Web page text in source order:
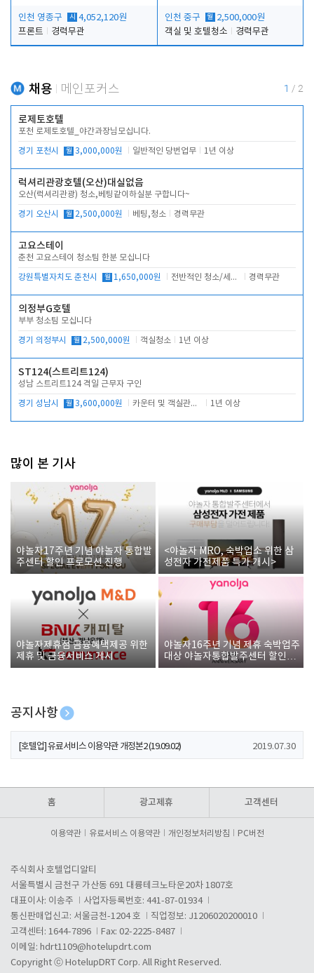
인천 영종구 시 4,052,120원
프론트
경력무관
인천 중구 월 2,500,000원
객실 및 호텔청소
경력무관
채용 메인포커스 1 / 2
로제토호텔
포천 로제토호텔_야간과장님모십니다.
경기 포천시 월 3,000,000원 일반적인 당번업무 1년 이상
럭셔리관광호텔(오산)대실없음
오산(럭셔리관광) 청소,베팅같이하실분 구합니다~
경기 오산시 월 2,500,000원 베팅,청소 경력무관
고요스테이
춘천 고요스테이 청소팀 한분 모십니다
강원특별자치도 춘천시 월 1,650,000원 전반적인 청소/세탁업무 경력무관
의정부G호텔
부부 청소팀 모십니다
경기 의정부시 월 2,500,000원 객실청소 1년 이상
ST124(스트리트124)
성남 스트리트124 격일 근무자 구인
경기 성남시 월 3,600,000원 카운터 및 객실관리 전반 1년 이상
많이 본 기사
야놀자17주년 기념 야놀자 통합발
주센터 할인 프로모션 진행
<야놀자 MRO, 숙박업소 위한 삼
성전자 가전제품 특가 개시>
야놀자제휴점 금융혜택제공 위한
제휴 및 금융서비스 게시
야놀자16주년 기념 제휴 숙박업주
대상 야놀자통합발주센터 할인쿠
폰 증정
공지사항
[호텔업] 개인정보 처리방침 개정본1 (19.09.02)
[호텔업] 유료서비스 이용약관 개정본2 (19.09.02) 2019.07.30
홈 광고제휴 고객센터
이용약관 유료서비스 이용약관 개인정보처리방침 PC버전
주식회사 호텔업디알티
서울특별시 금천구 가산동 691 대륭테크노타운20차 1807호
대표이사: 이송주
사업자등록번호: 441-87-01934
통신판매업신고: 서울금천-1204 호
직업정보: J1206020200010
고객센터: 1644-7896
Fax: 02-2225-8487
이메일: hdrt1109@hotelupdrt.com
Copyright ⓒ HotelupDRT Corp. All Right Reserved.